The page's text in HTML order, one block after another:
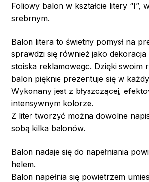
Foliowy balon w kształcie litery “I”,
srebrnym.
Balon litera to świetny pomysł na
sprawdzi się również jako
stoiska reklamowego. Dzięki swoim
balon pięknie prezentuje się w
Wykonany jest z błyszczącej,
intensywnym kolorze.
Z liter tworzyć można dowolne
sobą kilka balonów.
Balon nadaje się do napełniania
helem.
Balon napełnia się powietrzem